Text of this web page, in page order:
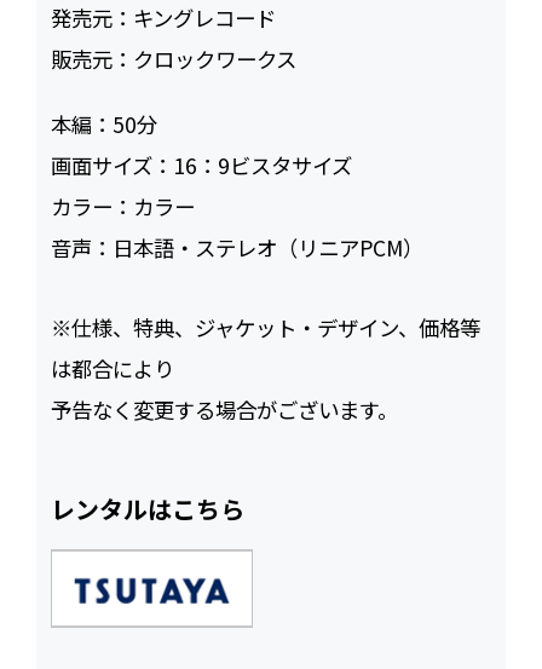
発売元： キングレコード
販売元： クロックワークス
本編： 50
画面サイズ： 16：9ビスタサイズ
カラー： カラー
音声： 日本語・ステレオ（リニアPCM）
※仕様、特典、ジャケット・デザイン、価格等
は都合により
予告なく変更する場合がございます。
レンタルはこちら